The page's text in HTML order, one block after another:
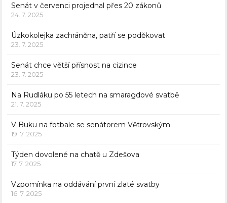
Senát v červenci projednal přes 20 zákonů
24. 7. 2025
Úzkokolejka zachráněna, patří se poděkovat
23. 7. 2025
Senát chce větší přísnost na cizince
23. 7. 2025
Na Rudláku po 55 letech na smaragdové svatbě
21. 7. 2025
V Buku na fotbale se senátorem Větrovským
19. 7. 2025
Týden dovolené na chatě u Zdešova
17. 7. 2025
Vzpomínka na oddávání první zlaté svatby
16. 7. 2025